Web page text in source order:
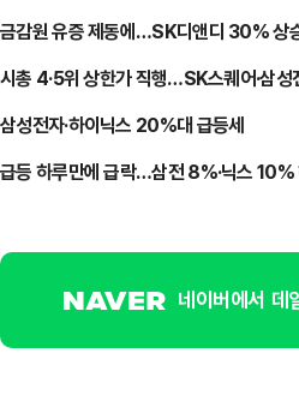
금감원 유증 제동에…SK디앤디 30% 상
시총 4·5위 상한가 직행…SK스퀘어·삼
삼성전자·하이닉스 20%대 급등세
급등 하루만에 급락…삼전 8%·닉스 10%
네이버에서 데